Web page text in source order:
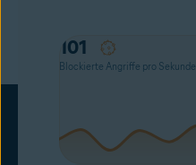
104
Blockierte Angriffe pro Sekunde